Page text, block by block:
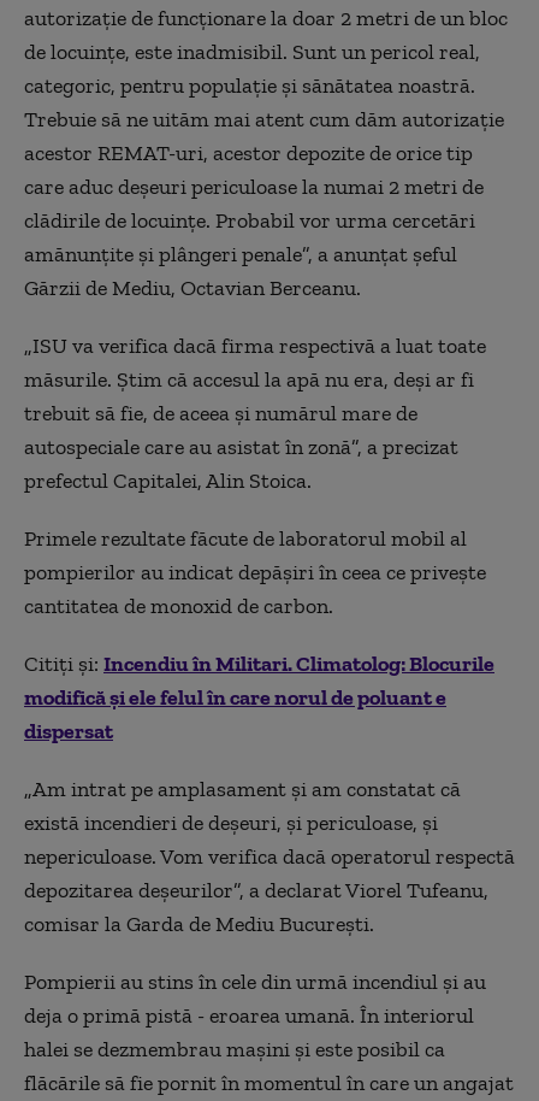
autorizație de funcționare la doar 2 metri de un bloc
de locuințe, este inadmisibil. Sunt un pericol real,
categoric, pentru populație și sănătatea noastră.
Trebuie să ne uităm mai atent cum dăm autorizație
acestor REMAT-uri, acestor depozite de orice tip
care aduc deșeuri periculoase la numai 2 metri de
clădirile de locuințe. Probabil vor urma cercetări
amănunțite și plângeri penale”, a anunțat șeful
Gărzii de Mediu, Octavian Berceanu.
„ISU va verifica dacă firma respectivă a luat toate
măsurile. Știm că accesul la apă nu era, deși ar fi
trebuit să fie, de aceea și numărul mare de
autospeciale care au asistat în zonă”, a precizat
prefectul Capitalei, Alin Stoica.
Primele rezultate făcute de laboratorul mobil al
pompierilor au indicat depășiri în ceea ce privește
cantitatea de monoxid de carbon.
Citiți și: Incendiu în Militari. Climatolog: Blocurile
modifică și ele felul în care norul de poluant e
dispersat
„Am intrat pe amplasament și am constatat că
există incendieri de deșeuri, și periculoase, și
nepericuloase. Vom verifica dacă operatorul respectă
depozitarea deșeurilor”, a declarat Viorel Tufeanu,
comisar la Garda de Mediu București.
Pompierii au stins în cele din urmă incendiul și au
deja o primă pistă - eroarea umană. În interiorul
halei se dezmembrau mașini și este posibil ca
flăcările să fie pornit în momentul în care un angajat